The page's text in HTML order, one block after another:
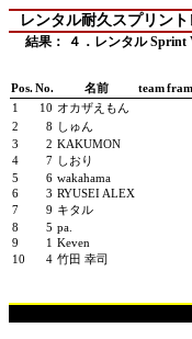
レンタル耐久スプリン
結果： ４．レンタル
Pos.No. 名前 team
1
10 オカザえもん
2
8 しゅん
3
2 KAKUMON
4
7 しおり
5
6 wakahama
6
3 RYUSEI ALEX
7
9 キタル
8
5 pa.
9
1 Keven
10
4 竹田 幸司